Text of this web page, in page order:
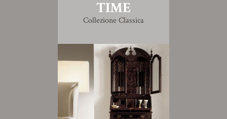
TIME
Collezione Classica